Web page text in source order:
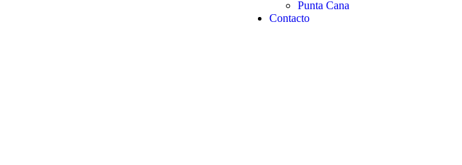
Punta Cana
Contacto